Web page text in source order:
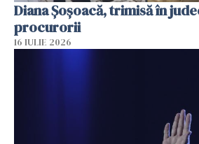
Diana Șoșoacă, trimisă în
procurorii
16 IULIE 2026